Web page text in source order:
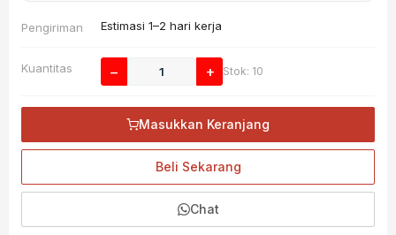
Pengiriman Estimasi 1–2 hari kerja
Kuantitas − + Stok: 10
Masukkan Keranjang
Beli Sekarang
Chat